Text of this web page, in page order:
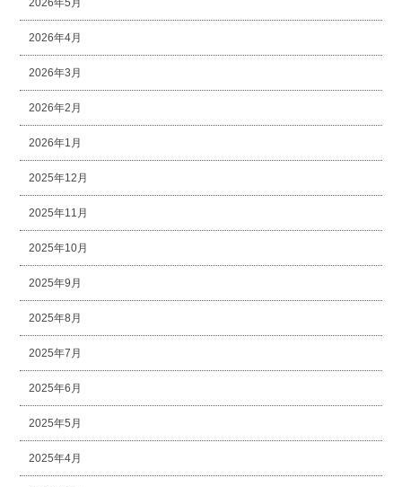
2026年5月
2026年4月
2026年3月
2026年2月
2026年1月
2025年12月
2025年11月
2025年10月
2025年9月
2025年8月
2025年7月
2025年6月
2025年5月
2025年4月